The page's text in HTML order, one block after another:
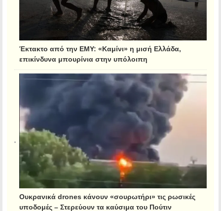
Έκτακτο από την ΕΜΥ: «Καμίνι» η μισή Ελλάδα,
επικίνδυνα μπουρίνια στην υπόλοιπη
Ουκρανικά drones κάνουν «σουρωτήρι» τις ρωσικές
υποδομές – Στερεύουν τα καύσιμα του Πούτιν